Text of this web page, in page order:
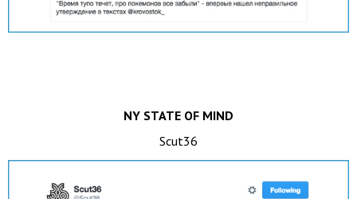
NY STATE OF MIND
Scut36